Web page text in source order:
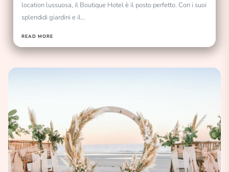
location lussuosa, il Boutique Hotel è il posto perfetto. Con i suoi
splendidi giardini e il...
READ MORE